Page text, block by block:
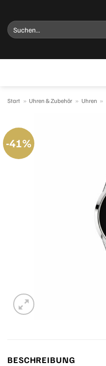
Inhalt
springen
Suchen
nach:
Start » Uhren & Zubehör » Uhren »
-41%
BESCHREIBUNG